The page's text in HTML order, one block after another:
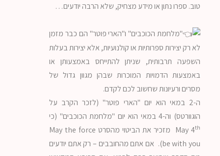
טוב. ספרו נתון או מידע מצחיק, שלא הרבה יודעים…
"מלחמת הכוכבים" ו"הארי פוטר" הם כבר מזמן
לא רק יצירות ספרותיות או קולנועיות, אלא יצירות בעלות
השפעה תרבותית, שניתן להתייחס באמצעותן או
באמצעות הדמויות המוכרות שבהן מגוון גדול של
מסרים ורעיונות שחשוב לכם לקדם.
ה-2 במאי הוא יום "הארי פוטר" (לזכר הקרב על
הוגוורטס) וה-4 במאי הוא יום "מלחמת הכוכבים" (כי
May 4th
מזכיר את הביטוי מהסרט May the force
be with you). אם אתם מהחובבים – רק אתם יודעים